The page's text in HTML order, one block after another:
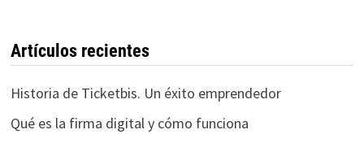
Artículos recientes
Historia de Ticketbis. Un éxito emprendedor
Qué es la firma digital y cómo funciona